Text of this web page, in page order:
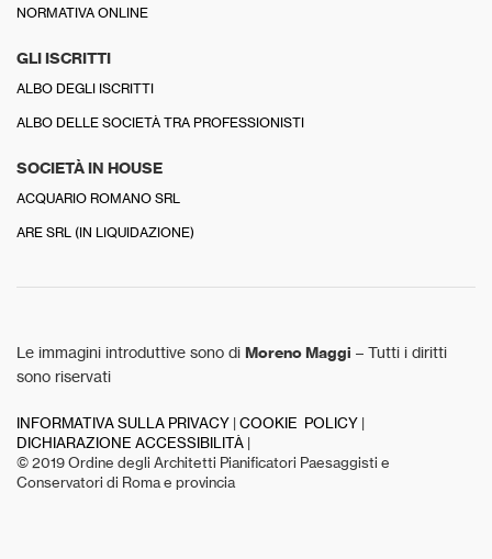
NORMATIVA ONLINE
GLI ISCRITTI
ALBO DEGLI ISCRITTI
ALBO DELLE SOCIETÀ TRA PROFESSIONISTI
SOCIETÀ IN HOUSE
ACQUARIO ROMANO SRL
ARE SRL (IN LIQUIDAZIONE)
Le immagini introduttive sono di Moreno Maggi – Tutti i diritti
sono riservati
INFORMATIVA SULLA PRIVACY COOKIE POLICY
DICHIARAZIONE ACCESSIBILITÀ
© 2019 Ordine degli Architetti Pianificatori Paesaggisti e
Conservatori di Roma e provincia